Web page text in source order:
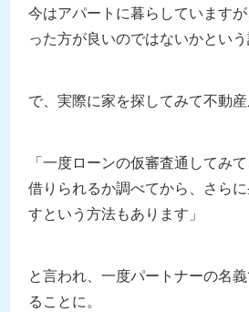
今はアパートに暮らしています
った方が良いのではないかという
で、実際に家を探してみて不動
「一度ローンの仮審査通してみ
借りられるか調べてから、さら
すという方法もあります」
と言われ、一度パートナーの名
ることに。